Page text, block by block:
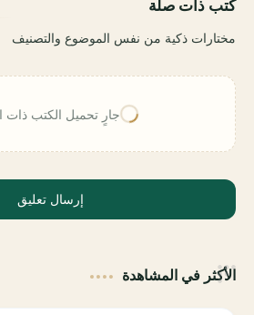
كتب ذات صلة
مختارات ذكية من نفس الموضوع والتصنيف
جارٍ تحميل الكتب ذات
إرسال تعليق
الأكثر في المشاهدة